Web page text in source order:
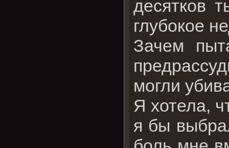
десятков
глубокое
Зачем
могли
Я хотела,
я бы